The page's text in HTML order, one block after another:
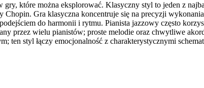
które można eksplorować. Klasyczny styl to jeden z
Gra klasyczna koncentruje się na precyzji wykonania
do harmonii i rytmu. Pianista jazzowy często
przez wielu pianistów; proste melodie oraz chwytliwe
ten styl łączy emocjonalność z charakterystycznymi